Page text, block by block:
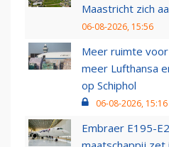
Maastricht zich
06-08-2026, 15:56
Meer ruimte
meer Lufthansa
op Schiphol
06-08-2026, 15:16
Embraer E195-